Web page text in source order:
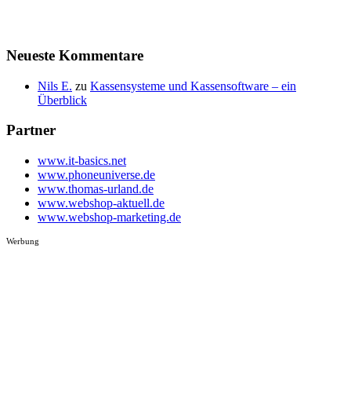
Neueste Kommentare
Nils E. zu Kassensysteme und Kassensoftware – ein
Überblick
Partner
www.it-basics.net
www.phoneuniverse.de
www.thomas-urland.de
www.webshop-aktuell.de
www.webshop-marketing.de
Werbung